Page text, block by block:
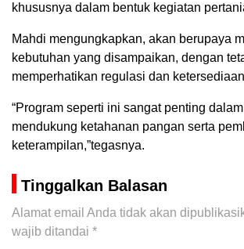
khususnya dalam bentuk kegiatan
Mahdi mengungkapkan, akan berupaya
kebutuhan yang disampaikan, dengan
memperhatikan regulasi dan
“Program seperti ini sangat penting
mendukung ketahanan pangan serta
keterampilan,”tegasnya.
Tinggalkan Balasan
Alamat email Anda tidak akan
wajib ditandai *